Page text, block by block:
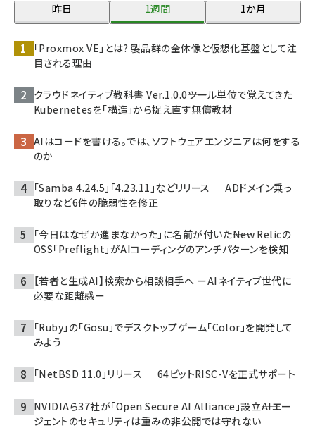
昨日 1週間 1か月
「Proxmox VE」とは? 製品群の全体像と仮想化基盤として注
目される理由
クラウドネイティブ教科書 Ver.1.0.0――ツール単位で覚えてきた
Kubernetesを「構造」から捉え直す無償教材
AIはコードを書ける。では、ソフトウェアエンジニアは何をする
のか
「Samba 4.24.5」「4.23.11」などリリース ─ ADドメイン乗っ
取りなど6件の脆弱性を修正
「今日はなぜか進まなかった」に名前が付いた――New Relicの
OSS「Preflight」がAIコーディングのアンチパターンを検知
【若者と生成AI】検索から相談相手へ ーAIネイティブ世代に
必要な距離感ー
「Ruby」の「Gosu」でデスクトップゲーム「Color」を開発して
みよう
「NetBSD 11.0」リリース ─ 64ビットRISC-Vを正式サポート
NVIDIAら37社が「Open Secure AI Alliance」設立――AIエー
ジェントのセキュリティは重みの非公開では守れない